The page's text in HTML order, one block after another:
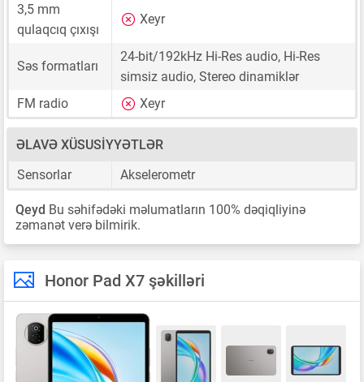
3,5 mm
qulaqcıq çıxışı
Xeyr
Səs formatları
24-bit/192kHz Hi-Res audio, Hi-Res
simsiz audio, Stereo dinamiklər
FM radio
Xeyr
ƏLAVƏ XÜSUSIYYƏTLƏR
Sensorlar
Akselerometr
Qeyd Bu səhifədəki məlumatların 100% dəqiqliyinə
zəmanət verə bilmirik.
Honor Pad X7 şəkilləri